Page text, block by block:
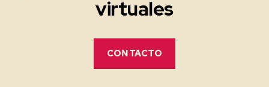
virtuales
CONTACTO